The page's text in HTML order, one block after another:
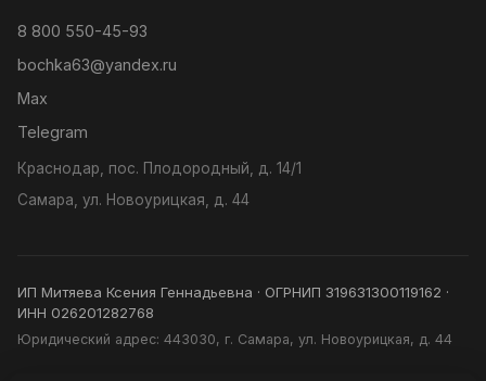
8 800 550-45-93
bochka63@yandex.ru
Max
Telegram
Краснодар, пос. Плодородный, д. 14/1
Самара, ул. Новоурицкая, д. 44
ИП Митяева Ксения Геннадьевна · ОГРНИП 319631300119162 ·
ИНН 026201282768
Юридический адрес: 443030, г. Самара, ул. Новоурицкая, д. 44